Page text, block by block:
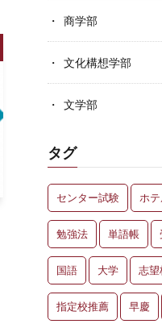
商学部
文化構想学部
文学部
タグ
センター試験 ホ
勉強法 単語帳
国語 大学 志望
指定校推薦 早慶